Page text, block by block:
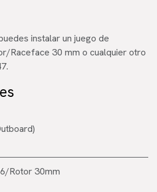
instalar un juego de
Raceface 30 mm o cualquier otro
Rotor 30mm